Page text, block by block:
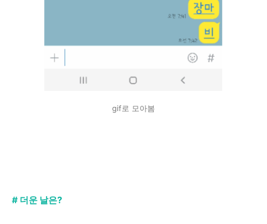
gif로 모아봄
# 더운 날은?